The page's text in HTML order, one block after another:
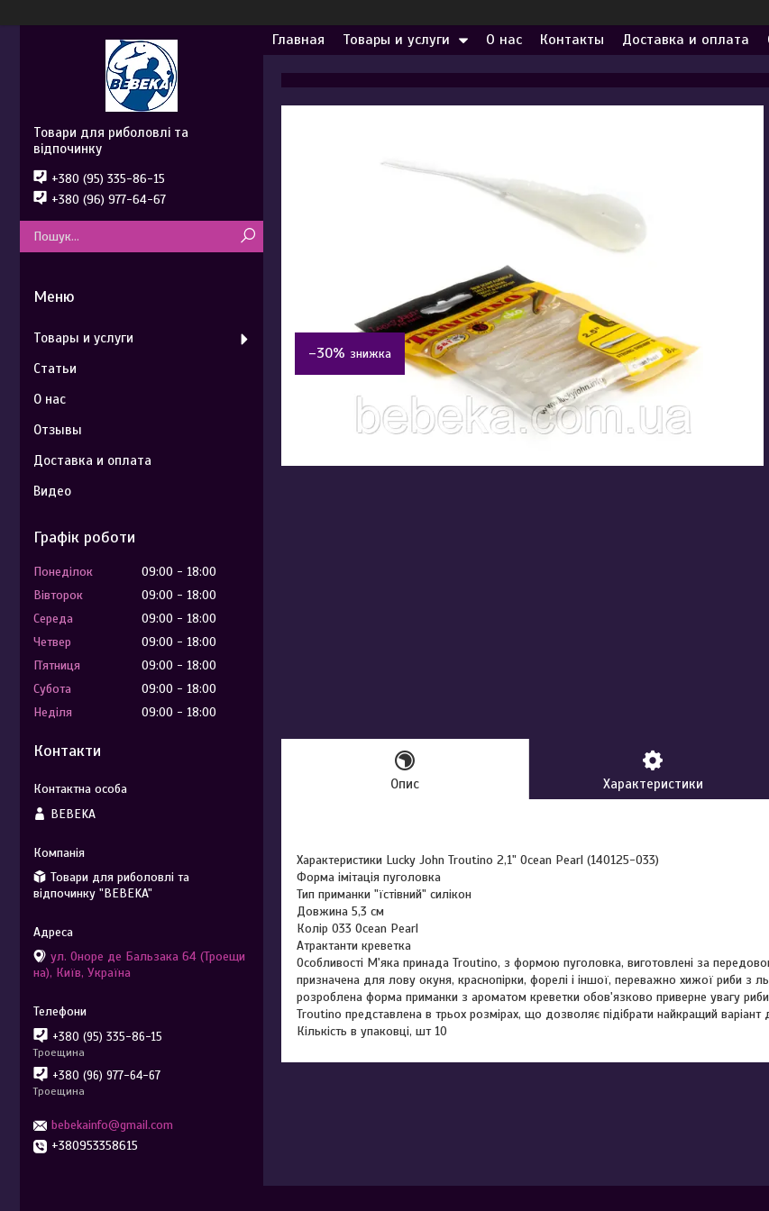
Главная Товары и услуги О нас Контакты Доставка и оплата
–30%
Опис Характеристики
Характеристики Lucky John Troutino 2,1" Ocean Pearl (140125-033)
Форма імітація пуголовка
Тип приманки "їстівний" силікон
Довжина 5,3 см
Колір 033 Ocean Pearl
Атрактанти креветка
Особливості М'яка принада Troutino, з формою пуголовка, виготовлені за
призначена для лову окуня, краснопірки, форелі і іншої, переважно хижої риби з
розроблена форма приманки з ароматом креветки обов'язково приверне увагу
Troutino представлена в трьох розмірах, що дозволяє підібрати найкращий
Кількість в упаковці, шт 10
Товари для риболовлі та
відпочинку
+380 (95) 335-86-15
+380 (96) 977-64-67
Товары и услуги
Статьи
О нас
Отзывы
Доставка и оплата
Видео
Графік роботи
Понеділок 09:00
18:00
Вівторок
09:00
18:00
Середа
09:00
18:00
Четвер
09:00
18:00
Пʼятниця
09:00
18:00
Субота
09:00
18:00
Неділя
09:00 18:00
Контакти
BEBEKA
Товари для риболовлі та
відпочинку "BEBEKA"
ул. Оноре де Бальзака 64 (Троещи
на), Київ, Україна
+380 (95) 335-86-15
Троещина
+380 (96) 977-64-67
Троещина
bebekainfo@gmail.com
+380953358615